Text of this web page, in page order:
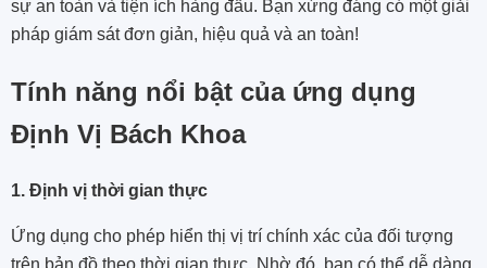
sự an toàn và tiện ích hàng đầu. Bạn xứng đáng có một giải
pháp giám sát đơn giản, hiệu quả và an toàn!
Tính năng nổi bật của ứng dụng
Định Vị Bách Khoa
1. Định vị thời gian thực
Ứng dụng cho phép hiển thị vị trí chính xác của đối tượng
trên bản đồ theo thời gian thực. Nhờ đó, bạn có thể dễ dàng